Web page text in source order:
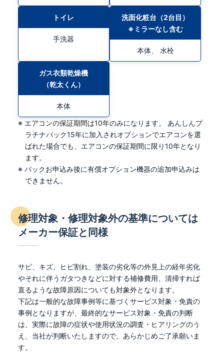
トイレ
手洗器
洗面化粧台（2台目）
※ミラーなし含む
本体、 水栓
ガス衣類乾燥機
（乾太くん）
本体
※ エアコンの保証期間は10年のみになります。 あんしんプ
ラチナパック15年に加入されオプションでエアコンを選
ばれた場合でも、エアコンの保証期間に限り10年となり
ます。
※ パックお申込み後に有償オプション機器の追加申込みは
できません。
修理対象・修理対象外の基準については
メーカー保証と同様
サビ、キズ、ヒビ割れ、塗装の劣化等の外見上の経年劣化
やそれに伴うガタつきなどに対する補修費用、清掃すれば
直るような故障原因についても対象外となります。
下記は一般的な故障事例等に基づくサービス対象・免責の
事例となりますが、最終的なサービス対象・免責の判断
は、実際に故障の症状や使用状況の調査・ヒアリングのう
え、当社が判断いたしますので、あらかじめご了承願いま
す。